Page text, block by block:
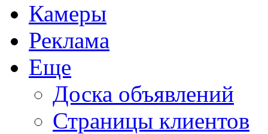
Камеры
Реклама
Еще
Доска объявлений
Страницы клиентов